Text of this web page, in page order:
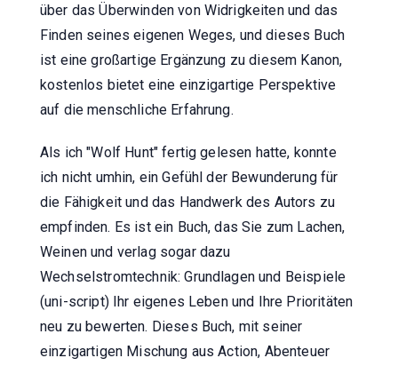
über das Überwinden von Widrigkeiten und das
Finden seines eigenen Weges, und dieses Buch
ist eine großartige Ergänzung zu diesem Kanon,
kostenlos bietet eine einzigartige Perspektive
auf die menschliche Erfahrung.
Als ich "Wolf Hunt" fertig gelesen hatte, konnte
ich nicht umhin, ein Gefühl der Bewunderung für
die Fähigkeit und das Handwerk des Autors zu
empfinden. Es ist ein Buch, das Sie zum Lachen,
Weinen und verlag sogar dazu
Wechselstromtechnik: Grundlagen und Beispiele
(uni-script) Ihr eigenes Leben und Ihre Prioritäten
neu zu bewerten. Dieses Buch, mit seiner
einzigartigen Mischung aus Action, Abenteuer